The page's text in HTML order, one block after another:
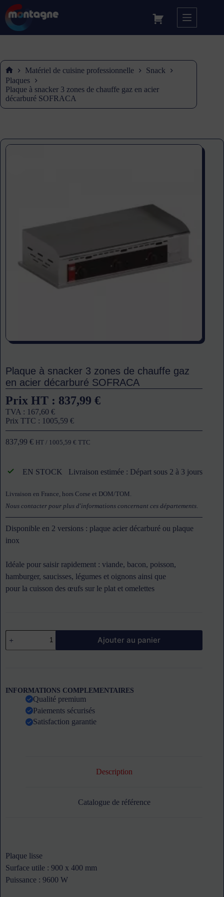
Accueil
Matériel de cuisine professionnelle
Snack
Plaques
Plaque à snacker 3 zones de chauffe gaz en acier
décarburé SOFRACA
Plaque à snacker 3 zones de chauffe gaz
en acier décarburé SOFRACA
Prix HT : 837,99 €
TVA : 167,60 €
Prix TTC : 1005,59 €
837,99 € HT / 1005,59 € TTC
EN STOCK Livraison estimée : Départ sous 2 à 3 jours
Livraison en France, hors Corse et DOM/TOM.
Nous contacter pour plus d'informations concernant ces départements
Disponible en 2 versions : plaque acier décarburé ou plaque
inox
Idéale pour saisir rapidement : viande, bacon, poisson,
hamburger, saucisses, légumes et oignons ainsi que
pour la cuisson des œufs sur le plat et omelettes
quantité
de
Plaque
de
chauffe
Ajouter au panier
INFORMATIONS COMPLEMENTAIRES
Qualité premium
Paiements sécurisés
Satisfaction garantie
Description
Catalogue de référence
Plaque lisse
Surface utile : 900 x 400 mm
Puissance : 9600 W